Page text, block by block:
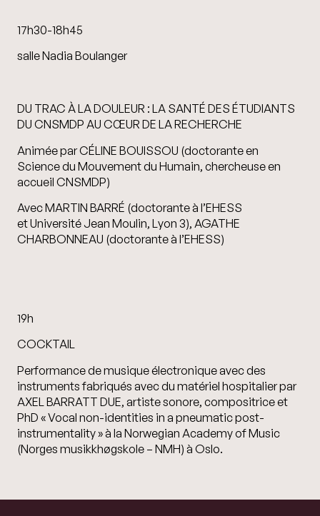
17h30-18h45
salle Nadia Boulanger
DU TRAC À LA DOULEUR : LA SANTÉ DES ÉTUDIANTS
DU CNSMDP AU CŒUR DE LA RECHERCHE
Animée par CÉLINE BOUISSOU (doctorante en
Science du Mouvement du Humain, chercheuse en
accueil CNSMDP)
Avec MARTIN BARRÉ (doctorante à l’EHESS
et Université Jean Moulin, Lyon 3), AGATHE
CHARBONNEAU (doctorante à l’EHESS)
19h
COCKTAIL
Performance de musique électronique avec des
instruments fabriqués avec du matériel hospitalier par
AXEL BARRATT DUE, artiste sonore, compositrice et
PhD « Vocal non-identities in a pneumatic post-
instrumentality » à la Norwegian Academy of Music
(Norges musikkhøgskole – NMH) à Oslo.